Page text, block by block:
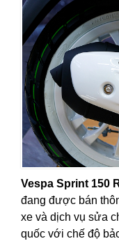
Vespa Sprint 150
đang được bán
xe và dịch vụ sửa
quốc với chế độ